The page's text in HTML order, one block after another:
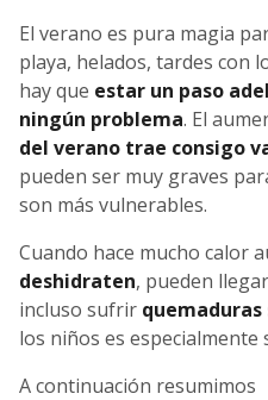
El verano es pura magia
playa, helados, tardes con
hay que estar un paso
ningún problema. El
del verano trae consigo
pueden ser muy graves
son más vulnerables.
Cuando hace mucho calor
deshidraten, pueden
incluso sufrir quemaduras
los niños es especialmente
A continuación resumimos